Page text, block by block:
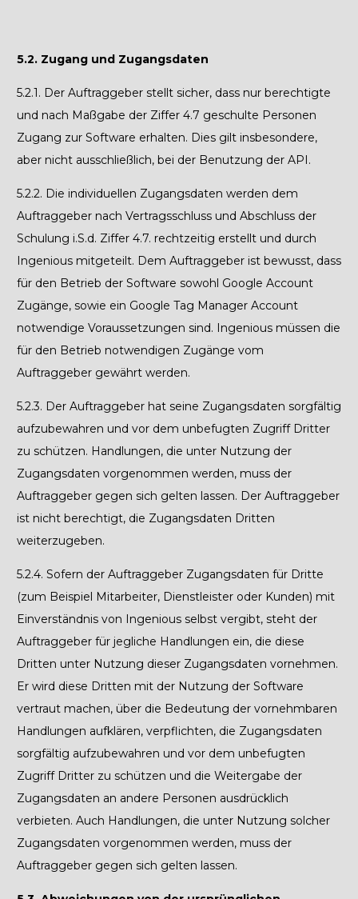
5.2. Zugang und Zugangsdaten
5.2.1. Der Auftraggeber stellt sicher, dass nur berechtigte
und nach Maßgabe der Ziffer 4.7 geschulte Personen
Zugang zur Software erhalten. Dies gilt insbesondere,
aber nicht ausschließlich, bei der Benutzung der API.
5.2.2. Die individuellen Zugangsdaten werden dem
Auftraggeber nach Vertragsschluss und Abschluss der
Schulung i.S.d. Ziffer 4.7. rechtzeitig erstellt und durch
Ingenious mitgeteilt. Dem Auftraggeber ist bewusst, dass
für den Betrieb der Software sowohl Google Account
Zugänge, sowie ein Google Tag Manager Account
notwendige Voraussetzungen sind. Ingenious müssen die
für den Betrieb notwendigen Zugänge vom
Auftraggeber gewährt werden.
5.2.3. Der Auftraggeber hat seine Zugangsdaten sorgfältig
aufzubewahren und vor dem unbefugten Zugriff Dritter
zu schützen. Handlungen, die unter Nutzung der
Zugangsdaten vorgenommen werden, muss der
Auftraggeber gegen sich gelten lassen. Der Auftraggeber
ist nicht berechtigt, die Zugangsdaten Dritten
weiterzugeben.
5.2.4. Sofern der Auftraggeber Zugangsdaten für Dritte
(zum Beispiel Mitarbeiter, Dienstleister oder Kunden) mit
Einverständnis von Ingenious selbst vergibt, steht der
Auftraggeber für jegliche Handlungen ein, die diese
Dritten unter Nutzung dieser Zugangsdaten vornehmen.
Er wird diese Dritten mit der Nutzung der Software
vertraut machen, über die Bedeutung der vornehmbaren
Handlungen aufklären, verpflichten, die Zugangsdaten
sorgfältig aufzubewahren und vor dem unbefugten
Zugriff Dritter zu schützen und die Weitergabe der
Zugangsdaten an andere Personen ausdrücklich
verbieten. Auch Handlungen, die unter Nutzung solcher
Zugangsdaten vorgenommen werden, muss der
Auftraggeber gegen sich gelten lassen.